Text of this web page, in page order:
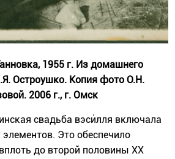
1955 г. Из домашнего
Остроушко. Копия фото О.Н.
2006 г., г. Омск
свадьба вэси́лля включала
Это обеспечило
до второй половины XX